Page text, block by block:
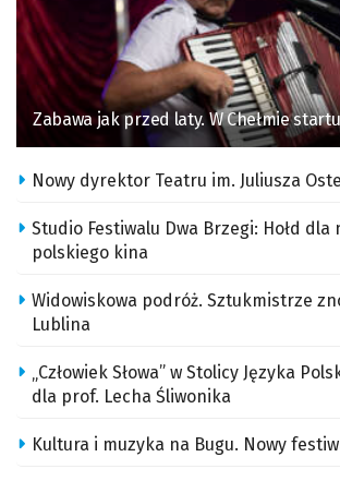
Zabawa jak przed laty. W Chełmie
Nowy dyrektor Teatru im. Juliusza
Studio Festiwalu Dwa Brzegi: Hołd dla
polskiego kina
Widowiskowa podróż. Sztukmistrze
Lublina
„Człowiek Słowa” w Stolicy Języka
dla prof. Lecha Śliwonika
Kultura i muzyka na Bugu. Nowy